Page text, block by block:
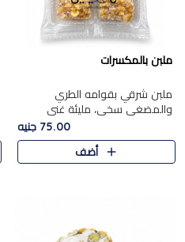
ملبن بالمكسرات
ملبن شرقي بقوامه الطري
والمضغي سخي، مليئة غني
بتشكيلة فاخرة من المكسرات
مشكلة المختارة التي تقدم تضيف
قرمشة مميزة مرضية ونكهة
75.00 جنيه
أضف